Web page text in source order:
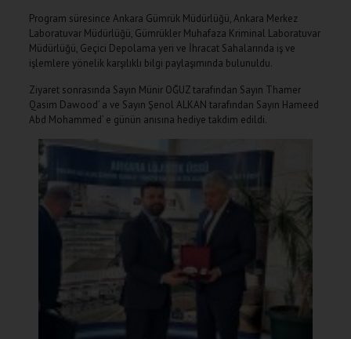
Program süresince Ankara Gümrük Müdürlüğü, Ankara Merkez
Laboratuvar Müdürlüğü, Gümrükler Muhafaza Kriminal Laboratuvar
Müdürlüğü, Geçici Depolama yeri ve İhracat Sahalarında iş ve
işlemlere yönelik karşılıklı bilgi paylaşımında bulunuldu.
Ziyaret sonrasında Sayın Münir OĞUZ tarafından Sayın Thamer
Qasim Dawood’ a ve Sayın Şenol ALKAN tarafından Sayın Hameed
Abd Mohammed’ e günün anısına hediye takdim edildi.